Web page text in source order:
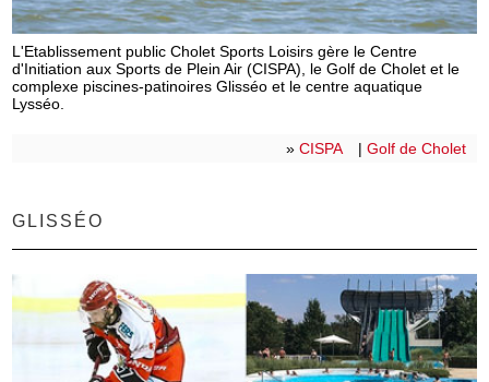
L'Etablissement public Cholet Sports Loisirs gère le Centre
d'Initiation aux Sports de Plein Air (CISPA), le Golf de Cholet et le
complexe piscines-patinoires Glisséo et le centre aquatique
Lysséo.
» CISPA | Golf de Cholet
GLISSÉO